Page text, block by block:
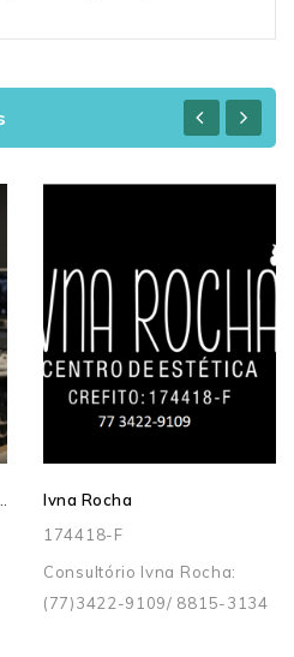
Forte
Ivna Rocha
174418-F
Consultório Ivna Rocha:
(77)3422-9109/ 8815-3134